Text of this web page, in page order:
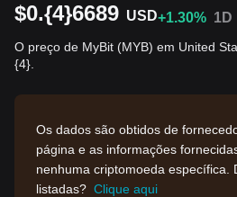
$0.{4}6689 USD+1.30% 1D
O preço de MyBit (MYB) em United
{4}.
Os dados são obtidos de
página e as informações
nenhuma criptomoeda específica.
listadas? Clique aqui